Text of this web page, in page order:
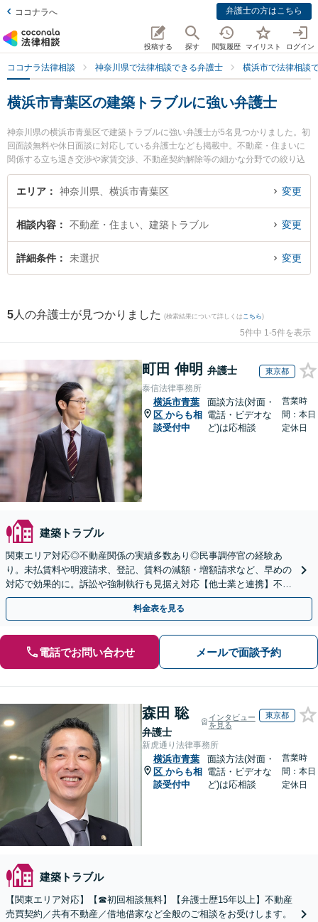
ココナラへ 弁護士の方はこちら
投稿する 探す 閲覧履歴 マイリスト ログイン
ココナラ法律相談 神奈川県で法律相談できる弁護士 横浜市で法律相談
横浜市青葉区の建築トラブルに強い弁護士
神奈川県の横浜市青葉区で建築トラブルに強い弁護士が5名見つかりました。初
回面談無料や休日面談に対応している弁護士なども掲載中。不動産・住まいに
関係する立ち退き交渉や家賃交渉、不動産契約解除等の細かな分野での絞り込
み検索もでき便利です。特に横浜青葉法律事務所の下山 達也弁護士や青葉あけ
ぼの法律事務所の小林 理英弁護士、青葉台法律事務所の佐々木 博征弁護士のプ
い』『建築トラブルのトラブル解決の実績豊富な近くの弁護士を検索したい』
『初回相談無料で建築トラブルを法律相談できる横浜市青葉区内の弁護士に相
談予約したい』などでお困りの相談者さんにおすすめです。
エリア 神奈川県、横浜市青葉区 変更
相談内容 不動産・住まい、建築トラブル 変更
詳細条件 未選択 変更
5 人の弁護士が見つかりました (検索結果について詳しくは こちら)
5件中 1-5件を表示
町田 伸明 弁護士 東京都
泰信法律事務所
横浜市青葉
区 からも相
談受付中
面談方法(対面・
電話・ビデオな
ど)は応相談
営業時
間：本日
定休日
建築トラブル
関東エリア対応◎不動産関係の実績多数あり◎民事調停官の経験あ
り。未払賃料や明渡請求、登記、賃料の減額・増額請求など、早めの
対応で効果的に。訴訟や強制執行も見据え対応【他士業と連携】不動
産登記・税関係も対応！十数年前の仮登記抹消請求の実績も◎
料金表を見る
電話でお問い合わせ メールで面談予約
森田 聡
弁護士
インタビュー
を見る
東京都
新虎通り法律事務所
横浜市青葉
区 からも相
談受付中
面談方法(対面・
電話・ビデオな
ど)は応相談
営業時
間：本日
定休日
建築トラブル
【関東エリア対応】【☎︎初回相談無料】【弁護士歴15年以上】不動産
売買契約／共有不動産／借地借家など全般のご相談をお受けします。